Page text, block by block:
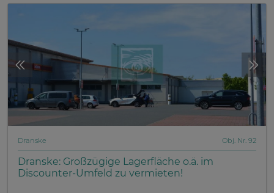
Dranske Obj. Nr. 92
Dranske: Großzügige Lagerfläche o.ä. im
Discounter-Umfeld zu vermieten!